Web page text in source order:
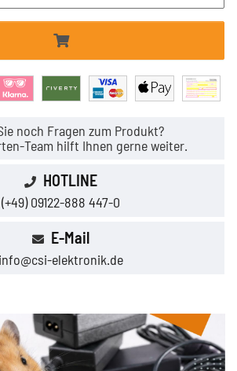
noch Fragen zum Produkt?
Team hilft Ihnen gerne weiter.
HOTLINE
(+49) 09122-888 447-0
E-Mail
info@csi-elektronik.de